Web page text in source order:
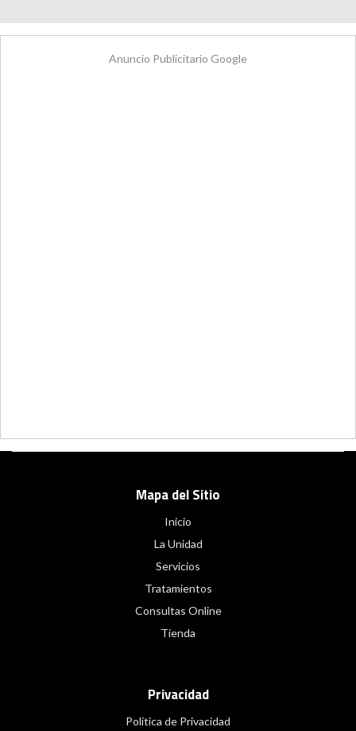
Anuncio Publicitario Google
Mapa del Sitio
Inicio
La Unidad
Servicios
Tratamientos
Consultas Online
Tienda
Privacidad
Política de Privacidad